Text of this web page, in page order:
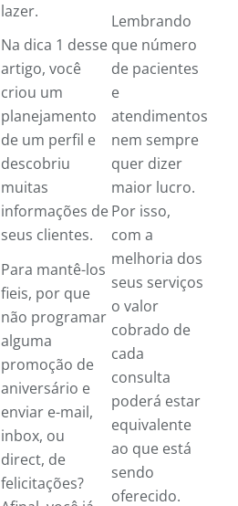
lazer.
Na dica 1 desse
artigo, você
criou um
planejamento
de um perfil e
descobriu
muitas
informações de
seus clientes.
Para mantê-los
fieis, por que
não programar
alguma
promoção de
aniversário e
enviar e-mail,
inbox, ou
direct, de
felicitações?
Lembrando
que número
de pacientes
e
atendimentos
nem sempre
quer dizer
maior lucro.
Por isso,
com a
melhoria dos
seus serviços
o valor
cobrado de
cada
consulta
poderá estar
equivalente
ao que está
sendo
oferecido.